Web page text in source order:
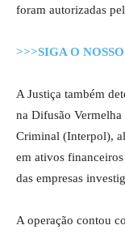
foram autorizadas
>>>SIGA O
A Justiça também
na Difusão
Criminal (Interpol),
em ativos
das empresas
A operação contou